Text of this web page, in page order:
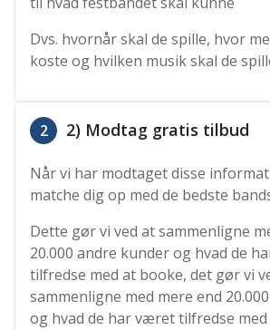
Dvs. hvornår skal de spille, hvor
koste og hvilken musik skal de
2 2) Modtag gratis tilbud
Når vi har modtaget disse
matche dig op med de bedste
Dette gør vi ved at sammenligne
20.000 andre kunder og hvad de
tilfredse med at booke, det gør vi
sammenligne med mere end
og hvad de har været tilfredse